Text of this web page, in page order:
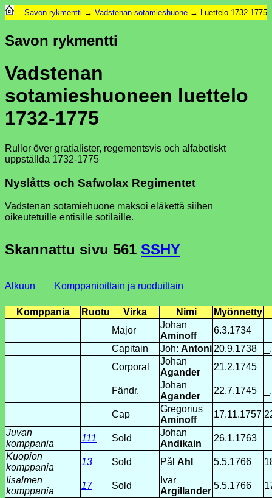
Savon rykmentti → Vadstenan sotamieshuone → Luettelo 1732-1775
Savon rykmentti
Vadstenan
sotamieshuoneen luettelo
1732-1775
Rullor över gratialister, regementsvis och alfabetiskt
uppställda 1732-1775
Nyslåtts och Safwolax Regimentet
Vadstenan sotamiehuone maksoi eläkettä siihen
oikeutetuille entisille sotilaille.
Skannattu sivu 561 SSHY
Alkuun Komppanioittain ja ruoduittain
Komppania Ruotu Virka Nimi Myönnetty
Major
Johan
Aminoff
6.3.1734
Capitain
Joh: Antoni 20.9.1738
Corporal
Johan
Agander
21.2.1745
Fändr.
Johan
Agander
22.7.1745
Cap
Gregorius
Aminoff
17.11.1757
Juvan
komppania
111 Sold
Johan
Andikain
26.1.1763
Kuopion
komppania
13 Sold Pål Ahl 5.5.1766
Iisalmen
komppania
17 Sold
Ivar
Argillander
5.5.1766